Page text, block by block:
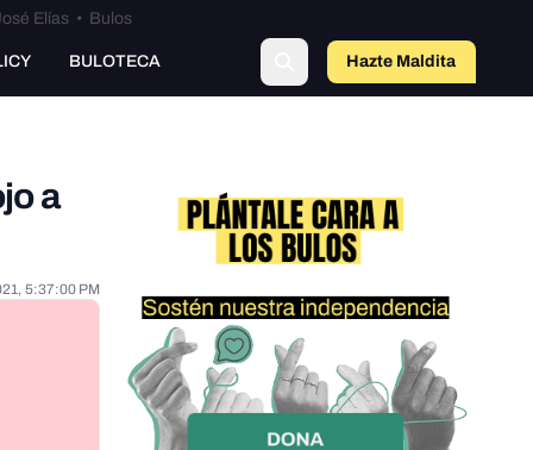
Elías• Bulos
BULOTECA Hazte Maldito
a
5:37:00 PM